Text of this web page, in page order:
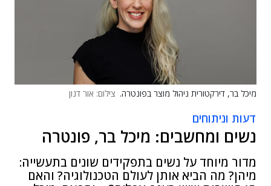
מיכל בר, דירקטורית ניהול מוצר בפונטרה. צילום: אור דנון
דעות וניתוחים
נשים ומחשבים: מיכל בר, פונטרה
מדור מיוחד על נשים בתפקידים שונים בתעשייה:
מיהן? מה הביא אותן לעולם הטכנולוגיה? והאם